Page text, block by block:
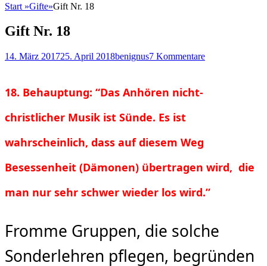
Start »Gifte»Gift Nr. 18
Gift Nr. 18
Posted
14. März 201725. April 2018Autor
benignus7 Kommentare
18. Behauptung: “Das Anhören nicht-
christlicher Musik ist Sünde. Es ist
wahrscheinlich, dass auf diesem Weg
Besessenheit (Dämonen) übertragen wird, die
man nur sehr schwer wieder los wird.”
Fromme Gruppen, die solche
Sonderlehren pflegen, begründen